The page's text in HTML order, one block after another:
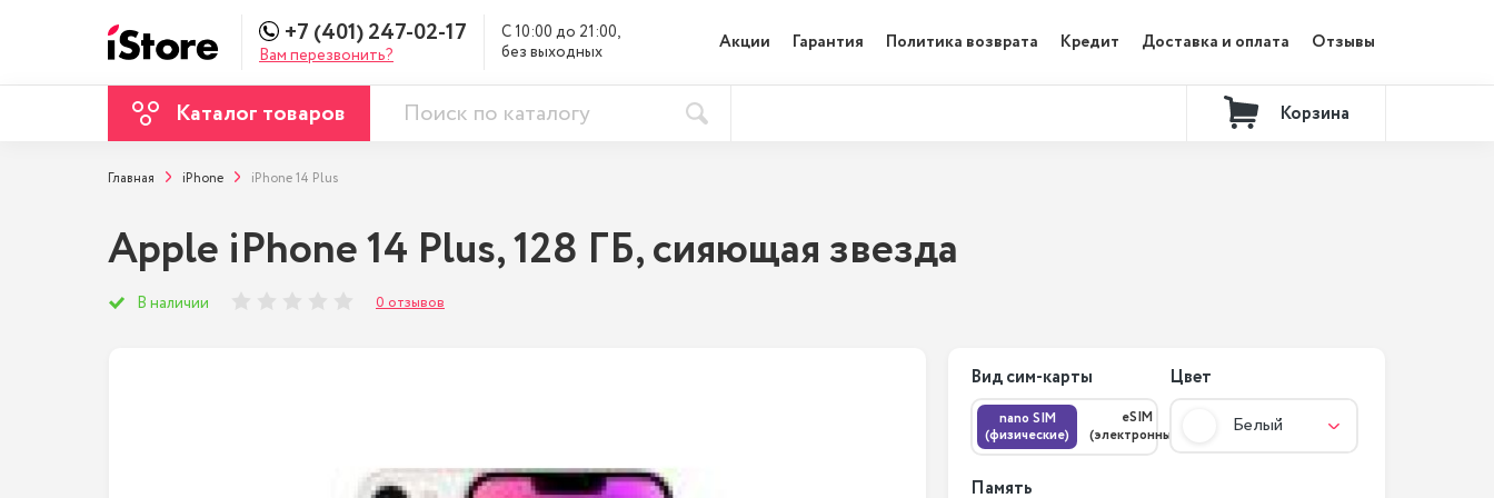
+7 (401) 247-02-17
Вам перезвонить?
С 10:00 до 21:00,
без выходных
Акции Гарантия Политика возврата Кредит Доставка и оплата Отзывы
Контакты
Каталог товаров Корзина
Главная iPhone iPhone 14 Plus
Apple iPhone 14 Plus, 128 ГБ, сияющая звезда
В наличии 0 отзывов
Вид сим-карты
nano SIM
(физические)
eSIM
(электронные)
Цвет
Белый
Память